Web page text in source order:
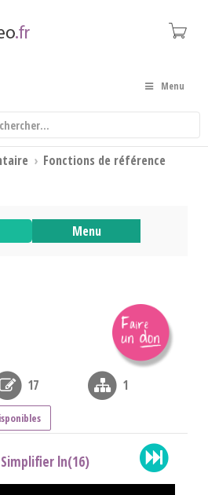
Menu
› Fonctions de référence
Menu
17 1
Simplifier ln(16)